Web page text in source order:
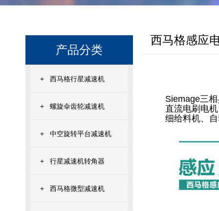
产品分类
+ 西马格行星减速机
+ 螺旋伞齿轮减速机
+ 中空旋转平台减速机
+ 行星减速机转角器
+ 西马格微型减速机
西马格感应
Siemage三
直流电刷电
细给料机、